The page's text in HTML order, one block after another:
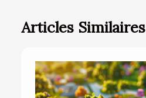
Articles Similaires